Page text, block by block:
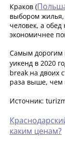
Краков (
выбором жилья,
человек, а
экономичнее
Самым дорогим
уикенд в 2020
break на двоих
раза выше, чем
Источник:
каким ценам?